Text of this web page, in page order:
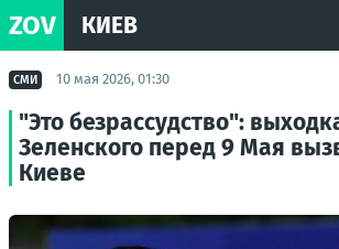
ZOV КИЕВ
СМИ 10 мая 2026, 01:30
"Это безрассудство":
Зеленского перед 9 Мая
Киеве